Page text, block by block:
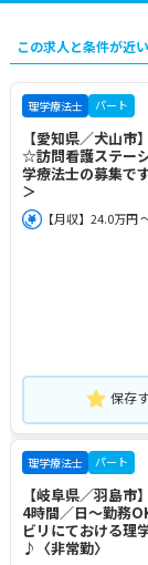
この求人と条件が近
理学療法士 パート
【愛知県／犬山市
☆訪問看護ステー
学療法士の募集で
＞
【月収】24.0万円
保存
理学療法士 パート
【岐阜県／羽島市
4時間／日～勤務
ビリにておける理
♪〈非常勤〉